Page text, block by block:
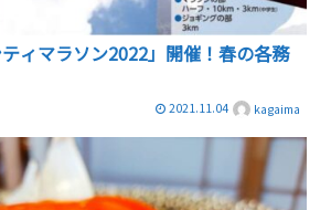
ティマラソン2022」開催！春の各務
2021.11.04 kagaima